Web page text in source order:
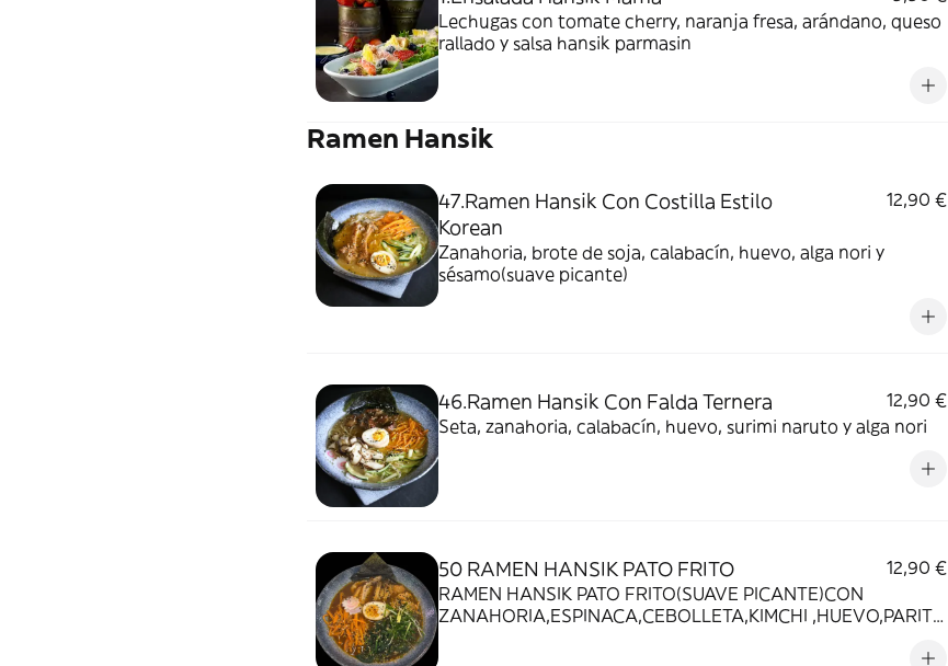
Lechugas con tomate cherry, naranja fresa, arándano, queso
rallado y salsa hansik parmasin
Ramen Hansik
47.Ramen Hansik Con Costilla Estilo
Korean
12,90 €
Zanahoria, brote de soja, calabacín, huevo, alga nori y
sésamo(suave picante)
46.Ramen Hansik Con Falda Ternera
12,90 €
Seta, zanahoria, calabacín, huevo, surimi naruto y alga nori
50 RAMEN HANSIK PATO FRITO
12,90 €
RAMEN HANSIK PATO FRITO(SUAVE PICANTE)CON
ZANAHORIA,ESPINACA,CEBOLLETA,KIMCHI ,HUEVO,PARITO